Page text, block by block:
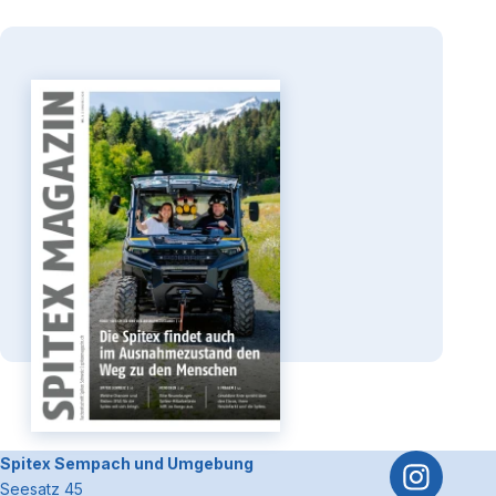
Die Spitex und der
Ausnahmezustand
Spitex Magazin 3 2026
zum Spitex-Magazin
Footerbereich
~Kontaktinformationen
Spitex Sempach und Umgebung
Seesatz 45